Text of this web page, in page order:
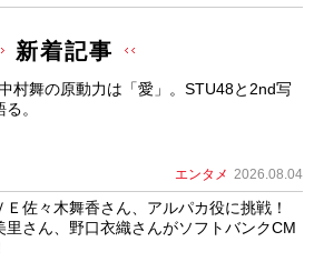
新着記事
村舞の原動力は「愛」。STU48と2nd写
。
エンタメ 2026.08.04
Ｅ佐々木舞香さん、アルパカ役に挑戦！
里さん、野口衣織さんがソフトバンクCM